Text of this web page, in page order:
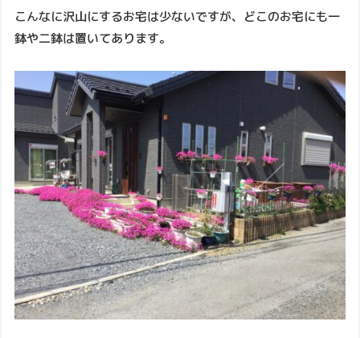
こんなに沢山にするお宅は少ないですが、どこのお宅にも一
鉢や二鉢は置いてあります。